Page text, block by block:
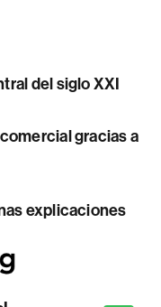
del siglo XXI
gracias a
explicaciones